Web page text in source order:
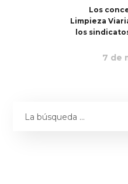
Los
Limpieza
los
7 de